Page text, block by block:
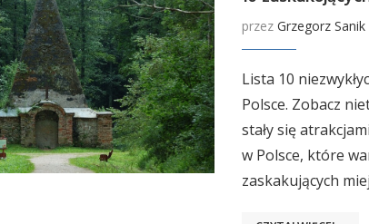
przez Grzegorz Sanik
Lista 10
Polsce. Zobacz
stały się
w Polsce, które
zaskakujących